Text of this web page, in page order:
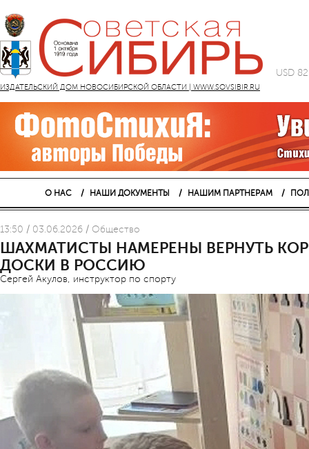
ИЗДАТЕЛЬСКИЙ ДОМ НОВОСИБИРСКОЙ ОБЛАСТИ | WWW.SOVSIBIR.RU
USD
О НАС НАШИ ДОКУМЕНТЫ НАШИМ ПАРТНЕРАМ
13:50 / 03.06.2026 / Общество
ШАХМАТИСТЫ НАМЕРЕНЫ ВЕРНУТЬ
ДОСКИ В РОССИЮ
Сергей Акулов, инструктор по спорту